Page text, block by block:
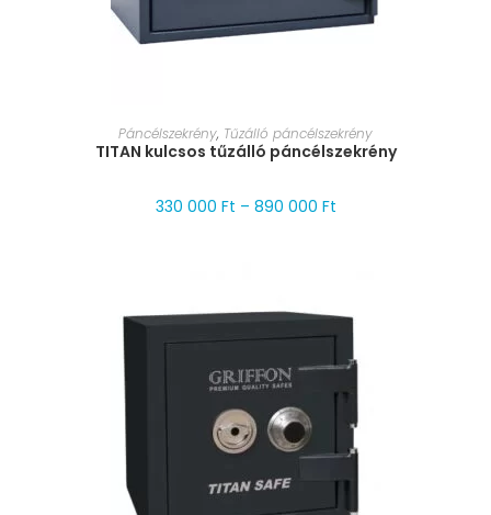
MÉRET VÁLASZTÁSA
Páncélszekrény, Tűzálló páncélszekrény
TITAN kulcsos tűzálló páncélszekrény
330 000 Ft – 890 000 Ft